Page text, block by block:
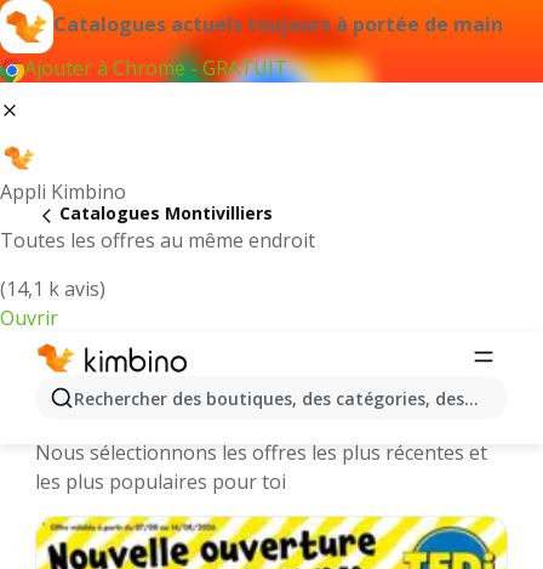
Catalogues actuels toujours à portée de main
Ajouter à Chrome - GRATUIT
Appli Kimbino
Toutes les offres au même endroit
(14,1 k avis)
Ouvrir
Rechercher des boutiques, des catégories, des
Catalogues Montivilliers
Montivilliers || Catalogues et
Nous sélectionnons les offres les plus récentes et
les plus populaires pour toi